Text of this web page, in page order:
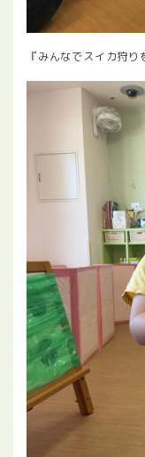
『みんなでスイカ狩り